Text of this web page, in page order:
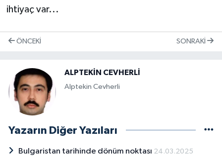
ihtiyaç var...
ÖNCEKI SONRAKI
ALPTEKİN CEVHERLİ
Alptekin Cevherli
Yazarın Diğer Yazıları
Bulgaristan tarihinde dönüm noktası 24.03.2025